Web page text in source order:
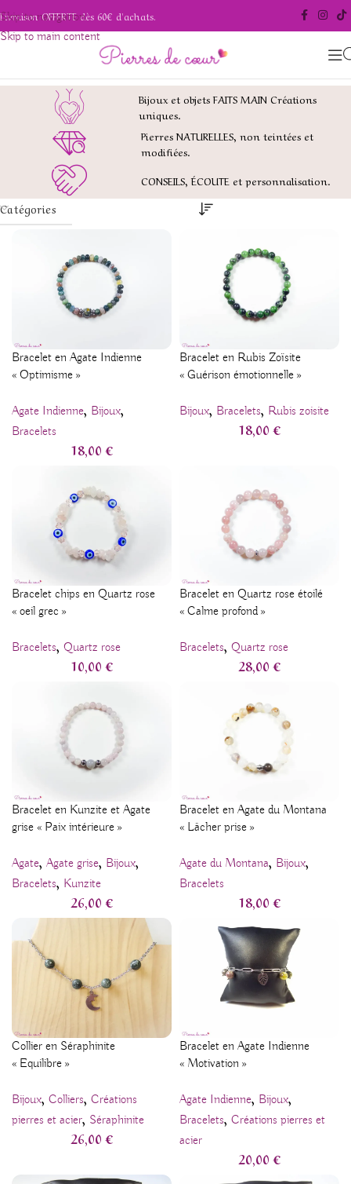
Skip to navigation
Skip to main content
Livraison OFFERTE dès 60€ d'achats.
Bijoux et objets FAITS MAIN Créations
uniques.
Pierres NATURELLES, non teintées et
modifiées.
CONSEILS, ÉCOUTE et personnalisation.
Catégories
Bracelet en Agate Indienne
« Optimisme »
Agate Indienne, Bijoux,
Bracelets
18,00€
Bracelet en Rubis Zoïsite
« Guérison émotionnelle »
Bijoux, Bracelets, Rubis zoisite
18,00€
Bracelet chips en Quartz rose
« oeil grec »
Bracelets, Quartz rose
10,00€
Bracelet en Quartz rose étoilé
« Calme profond »
Bracelets, Quartz rose
28,00€
Bracelet en Kunzite et Agate
grise « Paix intérieure »
Agate, Agate grise, Bijoux,
Bracelets, Kunzite
26,00€
Bracelet en Agate du Montana
« Lâcher prise »
Agate du Montana, Bijoux,
Bracelets
18,00€
Collier en Séraphinite
« Equilibre »
Bijoux, Colliers, Créations
pierres et acier, Séraphinite
26,00€
Bracelet en Agate Indienne
« Motivation »
Agate Indienne, Bijoux,
Bracelets, Créations pierres et
acier
20,00€